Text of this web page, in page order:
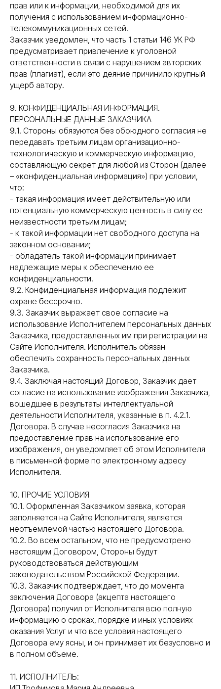
прав или к информации, необходимой для их
получения с использованием информационно-
телекоммуникационных сетей.
Заказчик уведомлен, что часть 1 статьи 146 УК РФ
предусматривает привлечение к уголовной
ответственности в связи с нарушением авторских
прав (плагиат), если это деяние причинило крупный
ущерб автору.
9. КОНФИДЕНЦИАЛЬНАЯ ИНФОРМАЦИЯ.
ПЕРСОНАЛЬНЫЕ ДАННЫЕ ЗАКАЗЧИКА
9.1. Стороны обязуются без обоюдного согласия не
передавать третьим лицам организационно-
технологическую и коммерческую информацию,
составляющую секрет для любой из Сторон (далее
– «конфиденциальная информация») при условии,
что:
- такая информация имеет действительную или
потенциальную коммерческую ценность в силу ее
неизвестности третьим лицам;
- к такой информации нет свободного доступа на
законном основании;
- обладатель такой информации принимает
надлежащие меры к обеспечению ее
конфиденциальности.
9.2. Конфиденциальная информация подлежит
охране бессрочно.
9.3. Заказчик выражает свое согласие на
использование Исполнителем персональных данных
Заказчика, предоставленных им при регистрации на
Сайте Исполнителя. Исполнитель обязан
обеспечить сохранность персональных данных
Заказчика.
9.4. Заключая настоящий Договор, Заказчик дает
согласие на использование изображения Заказчика,
вошедшее в результаты интеллектуальной
деятельности Исполнителя, указанные в п. 4.2.1.
Договора. В случае несогласия Заказчика на
предоставление прав на использование его
изображения, он уведомляет об этом Исполнителя
в письменной форме по электронному адресу
Исполнителя.
10. ПРОЧИЕ УСЛОВИЯ
10.1. Оформленная Заказчиком заявка, которая
заполняется на Сайте Исполнителя, является
неотъемлемой частью настоящего Договора.
10.2. Во всем остальном, что не предусмотрено
настоящим Договором, Стороны будут
руководствоваться действующим
законодательством Российской Федерации.
10.3. Заказчик подтверждает, что до момента
заключения Договора (акцепта настоящего
Договора) получил от Исполнителя всю полную
информацию о сроках, порядке и иных условиях
оказания Услуг и что все условия настоящего
Договора ему ясны, и он принимает их безусловно и
в полном объеме.
11. ИСПОЛНИТЕЛЬ: